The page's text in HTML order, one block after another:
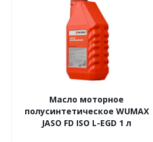
Масло моторное
полусинтетическое WUMAX
JASO FD ISO L-EGD 1 л